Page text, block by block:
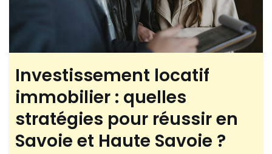
Investissement locatif
immobilier : quelles
stratégies pour réussir en
Savoie et Haute Savoie ?